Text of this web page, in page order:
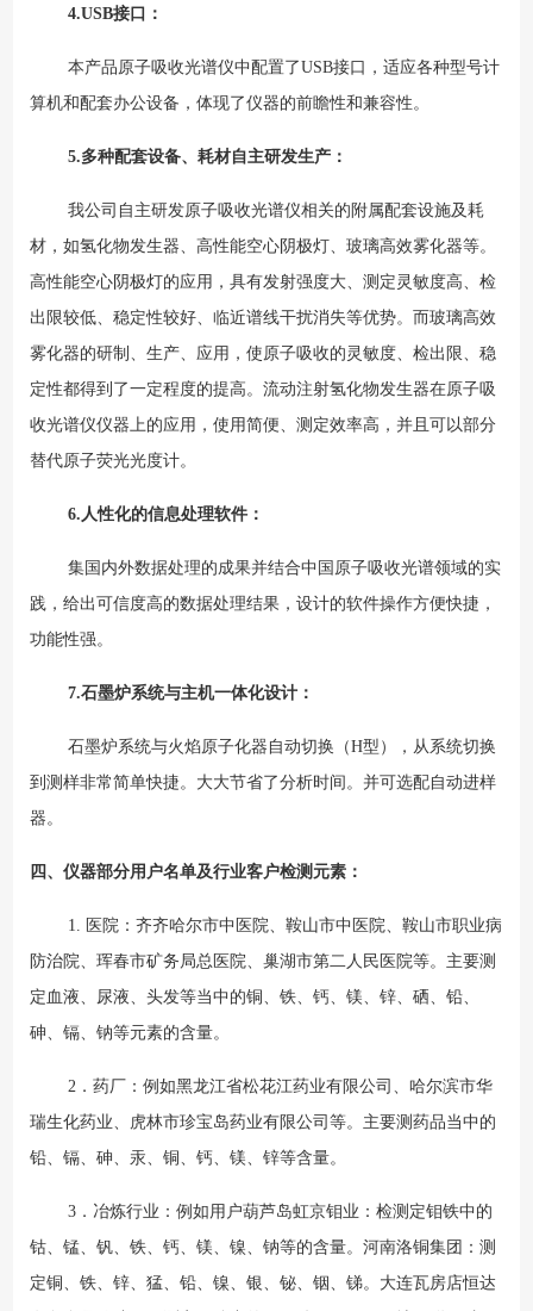
4.USB接口：
本产品原子吸收光谱仪中配置了USB接口，适应各种型号计
算机和配套办公设备，体现了仪器的前瞻性和兼容性。
5.多种配套设备、耗材自主研发生产：
我公司自主研发原子吸收光谱仪相关的附属配套设施及耗
材，如氢化物发生器、 高性能空心阴极灯、玻璃高效雾化器等。
高性能空心阴极灯的应用，具有发射强度大、测定灵敏度高、检
出限较低、稳定性较好、临近谱线干扰消失等优势。而玻璃高效
雾化器的研制、生产、应用，使原子吸收的灵敏度、检出限、稳
定性都得到了一定程度的提高。流动注射氢化物发生器在原子吸
收光谱仪仪器上的应用，使用简便、测定效率高，并且可以部分
替代原子荧光光度计。
6. 人性化的信息处理软件：
集国内外数据处理的成果并结合中国原子吸收光谱领域的实
践，给出可信度高的数据处理结果，设计的软件操作方便快捷，
功能性强。
7.石墨炉系统与主机一体化设计：
石墨炉系统与火焰原子化器自动切换（H型），从系统切换
到测样非常简单快捷。大大节省了分析时间。并可选配自动进样
器。
四、仪器部分用户名单及行业客户检测元素：
1. 医院：齐齐哈尔市中医院、鞍山市中医院、鞍山市职业病
防治院、珲春市矿务局总医院、巢湖市第二人民医院等。主要测
定血液、尿液、头发等当中的铜、铁、钙、镁、锌、硒、铅、
砷、镉、钠等元素的含量。
2．药厂：例如黑龙江省松花江药业有限公司、哈尔滨市华
瑞生化药业、虎林市珍宝岛药业有限公司等。主要测药品当中的
铅、镉、砷、汞、铜、钙、镁、锌等含量。
3．冶炼行业：例如用户葫芦岛虹京钼业：检测定钼铁中的
钴、锰、钒、铁、钙、镁、镍、钠等的含量。河南洛铜集团：测
定铜、铁、锌、猛、铅、镍、银、铋、铟、锑。大连瓦房店恒达